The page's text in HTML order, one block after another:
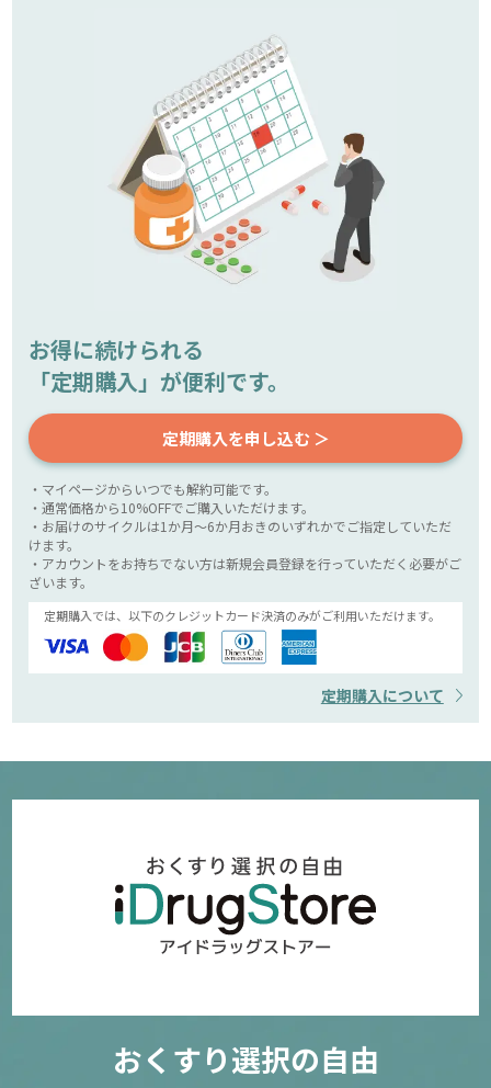
お得に続けられる
「定期購入」が便利です。
定期購入を申し込む ＞
・マイページからいつでも解約可能です。
・通常価格から10%OFFでご購入いただけます。
・お届けのサイクルは1か月～6か月おきのいずれかでご指定していただ
けます。
・アカウントをお持ちでない方は新規会員登録を行っていただく必要がご
ざいます。
定期購入では、以下のクレジットカード決済のみがご利用いただけます。
定期購入について
おくすり選択の自由